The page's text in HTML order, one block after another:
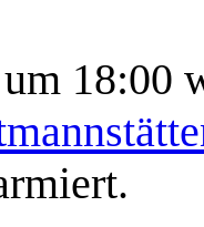
18:00